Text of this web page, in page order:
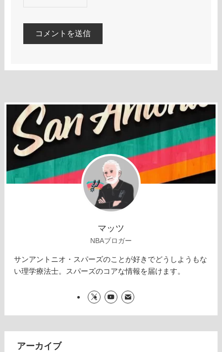
マッツ
NBAブロガー
サンアントニオ・スパーズのことが好きでどうしようもな
い理学療法士。スパーズのコアな情報を届けます。
アーカイブ